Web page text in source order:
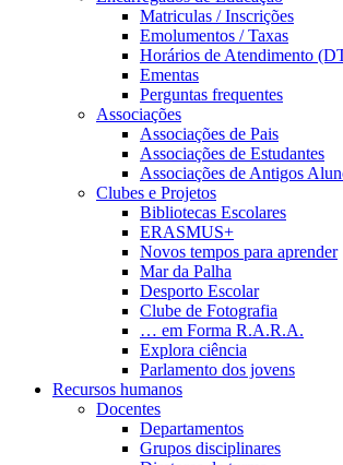
Matriculas / Inscrições
Emolumentos / Taxas
Horários de Atendimento
Ementas
Perguntas frequentes
Associações
Associações de Pais
Associações de Estudantes
Associações de Antigos
Clubes e Projetos
Bibliotecas Escolares
ERASMUS+
Novos tempos para aprender
Mar da Palha
Desporto Escolar
Clube de Fotografia
… em Forma R.A.R.A.
Explora ciência
Parlamento dos jovens
Recursos humanos
Docentes
Departamentos
Grupos disciplinares